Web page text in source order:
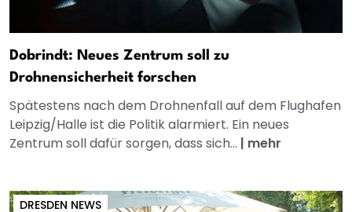
Dobrindt: Neues Zentrum soll zu
Drohnensicherheit forschen
Spätestens nach dem Drohnenfall auf dem Flughafen
Leipzig/Halle ist die Politik alarmiert. Ein neues
Zentrum soll dafür sorgen, dass sich... | mehr
DRESDEN NEWS